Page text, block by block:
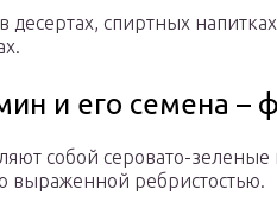
десертах, спиртных
и его семена –
собой серовато-
выраженной ребристостью.